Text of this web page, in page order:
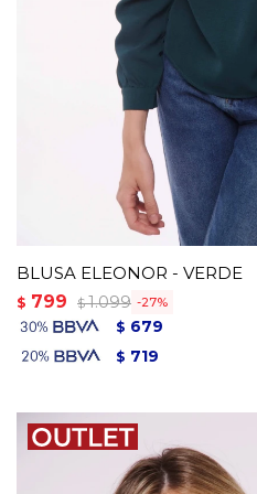
BLUSA ELEONOR - VERDE
$ 799 $ 1.099 27
$ 679
$ 719